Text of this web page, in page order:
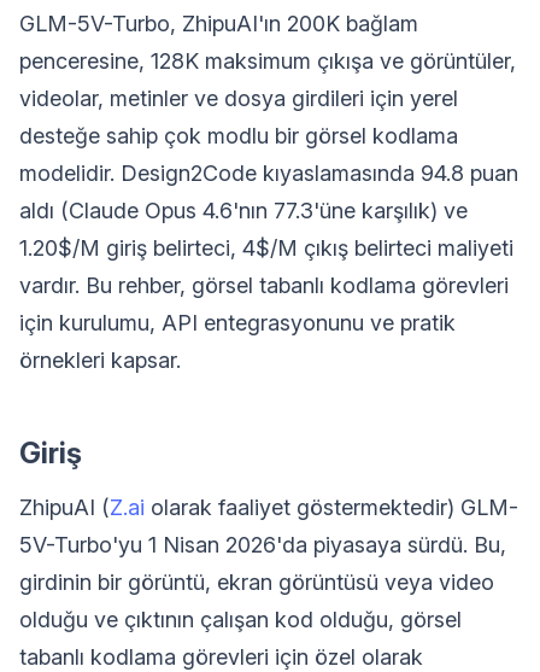
GLM-5V-Turbo, ZhipuAI'ın 200K bağlam
penceresine, 128K maksimum çıkışa ve görüntüler,
videolar, metinler ve dosya girdileri için yerel
desteğe sahip çok modlu bir görsel kodlama
modelidir. Design2Code kıyaslamasında 94.8 puan
aldı (Claude Opus 4.6'nın 77.3'üne karşılık) ve
1.20$/M giriş belirteci, 4$/M çıkış belirteci maliyeti
vardır. Bu rehber, görsel tabanlı kodlama görevleri
için kurulumu, API entegrasyonunu ve pratik
örnekleri kapsar.
Giriş
ZhipuAI (Z.ai olarak faaliyet göstermektedir) GLM-
5V-Turbo'yu 1 Nisan 2026'da piyasaya sürdü. Bu,
girdinin bir görüntü, ekran görüntüsü veya video
olduğu ve çıktının çalışan kod olduğu, görsel
tabanlı kodlama görevleri için özel olarak